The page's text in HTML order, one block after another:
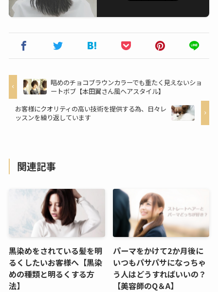
暗めのチョコブラウンカラーでも重たく見えないショ
ートボブ【本田翼さん風ヘアスタイル】
お客様にクオリティの高い技術を提供する為、日々レ
ッスンを繰り返しています
関連記事
黒染めをされている髪を明
るくしたいお客様へ【黒染
めの種類と明るくする方
法】
パーマをかけて2か月後に
いつもパサパサになっちゃ
う人はどうすればいいの？
【美容師のQ＆A】